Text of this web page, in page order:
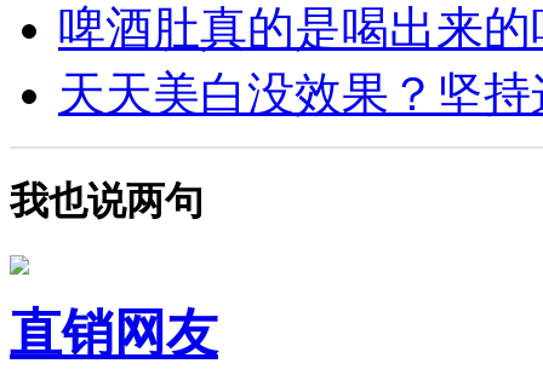
啤酒肚真的是喝出来的
天天美白没效果？坚持
我也说两句
直销网友